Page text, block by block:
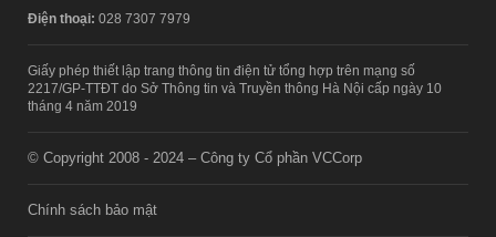
Điện thoại: 028 7307 7979
Giấy phép thiết lập trang thông tin điện tử tổng hợp trên mạng số
2217/GP-TTĐT do Sở Thông tin và Truyền thông Hà Nội cấp ngày 10
tháng 4 năm 2019
© Copyright 2008 - 2024 – Công ty Cổ phần VCCorp
Chính sách bảo mật